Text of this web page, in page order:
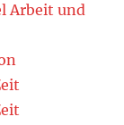
Arbeit und